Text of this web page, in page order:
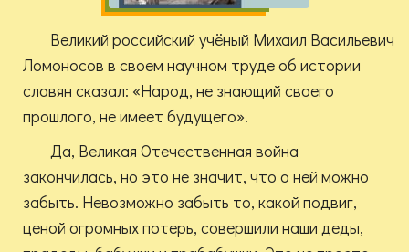
Великий российский учёный Михаил Васильевич
Ломоносов в своем научном труде об истории
славян сказал: «Народ, не знающий своего
прошлого, не имеет будущего».
Да, Великая Отечественная война
закончилась, но это не значит, что о ней можно
забыть. Невозможно забыть то, какой подвиг,
ценой огромных потерь, совершили наши деды,